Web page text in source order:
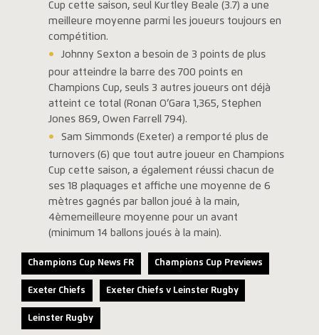
Cup cette saison, seul Kurtley Beale (3.7) a une
meilleure moyenne parmi les joueurs toujours en
compétition.
Johnny Sexton a besoin de 3 points de plus
pour atteindre la barre des 700 points en
Champions Cup, seuls 3 autres joueurs ont déjà
atteint ce total (Ronan O’Gara 1,365, Stephen
Jones 869, Owen Farrell 794).
Sam Simmonds (Exeter) a remporté plus de
turnovers (6) que tout autre joueur en Champions
Cup cette saison, a également réussi chacun de
ses 18 plaquages et affiche une moyenne de 6
mètres gagnés par ballon joué à la main,
4èmemeilleure moyenne pour un avant
(minimum 14 ballons joués à la main).
Champions Cup News FR Champions Cup Previews
Exeter Chiefs Exeter Chiefs v Leinster Rugby
Leinster Rugby